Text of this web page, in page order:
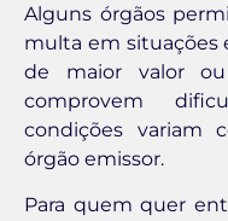
Alguns órgãos
multa em situações
de maior valor
comprovem
condições variam
órgão emissor.
Para quem quer